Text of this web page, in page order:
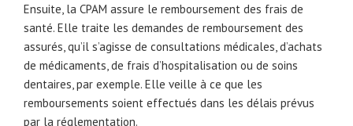
Ensuite, la CPAM assure le remboursement des frais de
santé. Elle traite les demandes de remboursement des
assurés, qu’il s’agisse de consultations médicales, d’achats
de médicaments, de frais d’hospitalisation ou de soins
dentaires, par exemple. Elle veille à ce que les
remboursements soient effectués dans les délais prévus
par la réglementation.